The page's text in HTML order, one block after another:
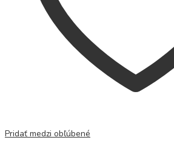
Pridať medzi obľúbené